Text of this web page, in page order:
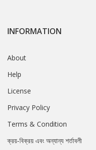
INFORMATION
About
Help
License
Privacy Policy
Terms & Condition
ক্রয়-বিক্রয় এবং অন্যান্য শর্তাবলী